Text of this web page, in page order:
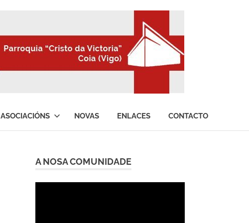
ASOCIACIÓNS NOVAS ENLACES CONTACTO
A NOSA COMUNIDADE